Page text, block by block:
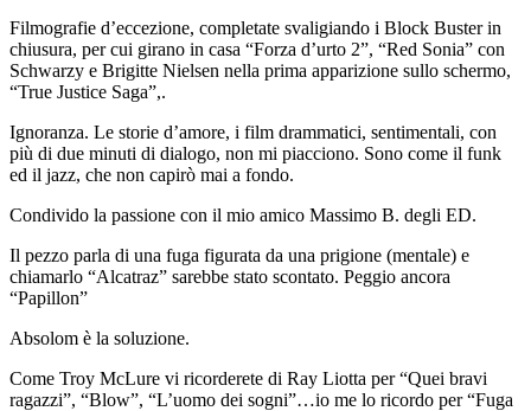
Filmografie d’eccezione, completate svaligiando i Block Buster in
chiusura, per cui girano in casa “Forza d’urto 2”, “Red Sonia” con
Schwarzy e Brigitte Nielsen nella prima apparizione sullo schermo,
“True Justice Saga”,.
Ignoranza. Le storie d’amore, i film drammatici, sentimentali, con
più di due minuti di dialogo, non mi piacciono. Sono come il funk
ed il jazz, che non capirò mai a fondo.
Condivido la passione con il mio amico Massimo B. degli ED.
Il pezzo parla di una fuga figurata da una prigione (mentale) e
chiamarlo “Alcatraz” sarebbe stato scontato. Peggio ancora
“Papillon”
Absolom è la soluzione.
Come Troy McLure vi ricorderete di Ray Liotta per “Quei bravi
ragazzi”, “Blow”, “L’uomo dei sogni”…io me lo ricordo per “Fuga